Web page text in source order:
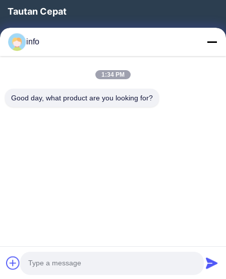
Tautan Cepat
Rumah
Produk
Tur Pabrik
info
1:34 PM
Good day, what product are you looking for?